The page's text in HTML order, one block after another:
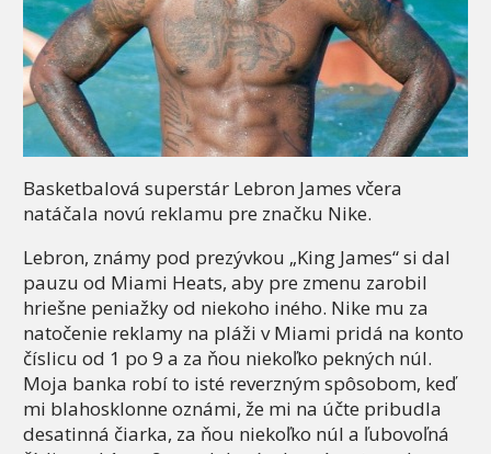
Basketbalová superstár Lebron James včera
natáčala novú reklamu pre značku Nike.
Lebron, známy pod prezývkou „King James“ si dal
pauzu od Miami Heats, aby pre zmenu zarobil
hriešne peniažky od niekoho iného. Nike mu za
natočenie reklamy na pláži v Miami pridá na konto
číslicu od 1 po 9 a za ňou niekoľko pekných núl.
Moja banka robí to isté reverzným spôsobom, keď
mi blahosklonne oznámi, že mi na účte pribudla
desatinná čiarka, za ňou niekoľko núl a ľubovoľná